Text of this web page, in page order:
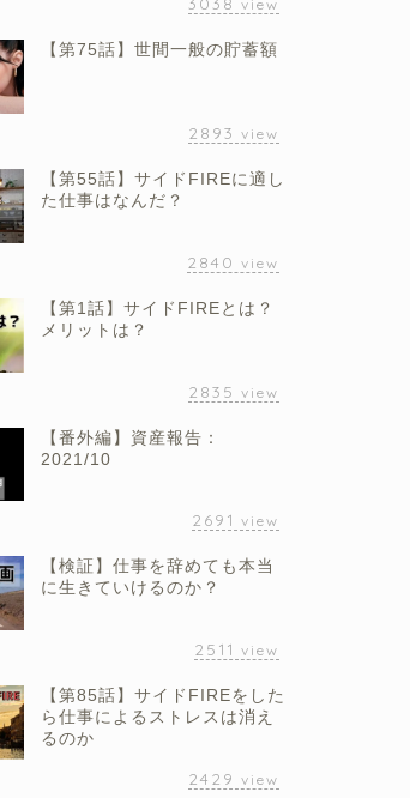
view
【第75話】世間一般の貯蓄額
2893 view
【第55話】サイドFIREに適し
た仕事はなんだ？
2840 view
【第1話】サイドFIREとは？
メリットは？
2835 view
【番外編】資産報告：
2021/10
2691 view
【検証】仕事を辞めても本当
に生きていけるのか？
2511 view
【第85話】サイドFIREをした
ら仕事によるストレスは消え
るのか
2429 view